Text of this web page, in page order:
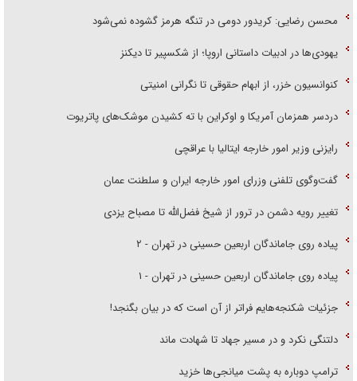
محسن رضایی: کریدور دومی در تنگه هرمز گشوده نمی‌شود
یهودی‌ها در ادبیات داستانی اروپا؛ از شکسپیر تا دیکنز
کنوانسیون خزر، از ابهام حقوقی تا نگرانی امنیتی
دردسر همزمان آمریکا و اوکراین با ته کشیدن موشک‌های پاتریوت
رایزنی وزیر امور خارجه ایتالیا با عراقچی
گفت‌وگوی تلفنی وزرای امور خارجه ایران و سلطنت عمان
تغییر رویه دشمن در ترور از شیخ فضل‌الله تا مصباح یزدی
پیاده روی جاماندگان اربعین حسینی در تهران - ۲
پیاده روی جاماندگان اربعین حسینی در تهران - ۱
جزئیات شکنجه‌هایم فراتر از آن است که در بیان بگنجد!
دلتنگی نکرد و در مسیر جهاد تا شهادت ماند
ترامپ دوباره به پشت میانجی‌ها خزید